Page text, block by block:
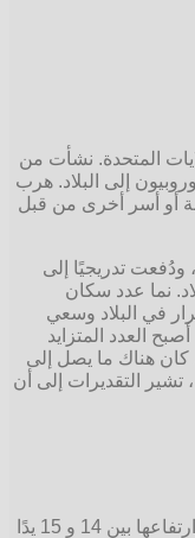
المتحدة. نشأت من
إلى البلاد. هرب
أو أسر أخرى من قبل
ودُفعت تدريجيًا إلى
نما عدد سكان
في البلاد وسعي
العدد المتزايد
كان هناك ما يصل إلى
تشير التقديرات إلى أن
موستانج هي خيول أصغر ، وعادة ما يتراوح ارتفاعها بين 14 و 15 يدًا